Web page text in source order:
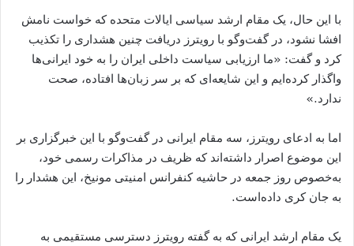
با این حال، یک مقام ارشد سیاسی ایالات متحده که خواست نامش
افشا نشود، در گفت‌و‌گو با رویترز دریافت چنین هشداری را تکذیب
کرد و گفت: «ما ارزیابی سیاست داخلی ایران را به خود ایرانی‌ها
واگذار کرده‌ایم و این شایعه‌ای که بر سر زبان‌ها افتاده، صحت
ندارد.»
اما به ادعای رویترز، سه مقام ایرانی در گفت‌و‌گو با این خبرگزاری بر
این موضوع اصرار داشته‌اند که ظریف در مذاکرات رسمی خود،
به‌خصوص روز جمعه در حاشیه کنفرانس امنیتی مونیخ، این هشدار را
به جان کری داده‌است.
یک مقام ارشد ایرانی که به گفته رویترز دسترسی مستقیمی به